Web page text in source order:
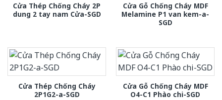
Cửa Thép Chống Cháy 2P
dung 2 tay nam Cửa-SGD
Cửa Gỗ Chống Cháy MDF
Melamine P1 van kem-a-
SGD
Cửa Thép Chống Cháy
2P1G2-a-SGD
Cửa Gỗ Chống Cháy MDF
O4-C1 Phào chi-SGD